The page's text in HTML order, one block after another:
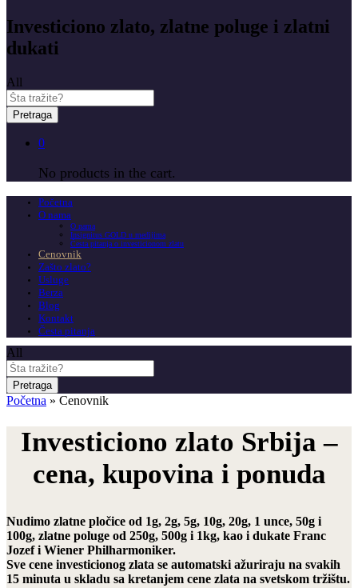
Investiciono zlato, zlatne poluge i zlatni
dukati
All
Pretraga
0
No products in the cart.
Početna
O nama
O nama
Insignitus GOLD u medijima
Česta pitanja o investicionom zlatu
Cenovnik
Zašto zlato?
Usluge
Berza
Blog
Kontakt
Česta pitanja
All
Pretraga
Početna » Cenovnik
Investiciono zlato Srbija –
cena, kupovina i ponuda
Nudimo zlatne pločice od 1g, 2g, 5g, 10g, 20g, 1 unce, 50g i
100g, zlatne poluge od 250g, 500g i 1kg, kao i dukate Franc
Jozef i Wiener Philharmoniker.
Sve cene investicionog zlata se automatski ažuriraju na svakih
15 minuta u skladu sa kretanjem cene zlata na svetskom tržištu.